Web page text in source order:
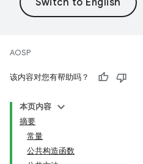
AOSP
该内容对您有帮助吗？
本页内容
摘要
常量
公共构造函数